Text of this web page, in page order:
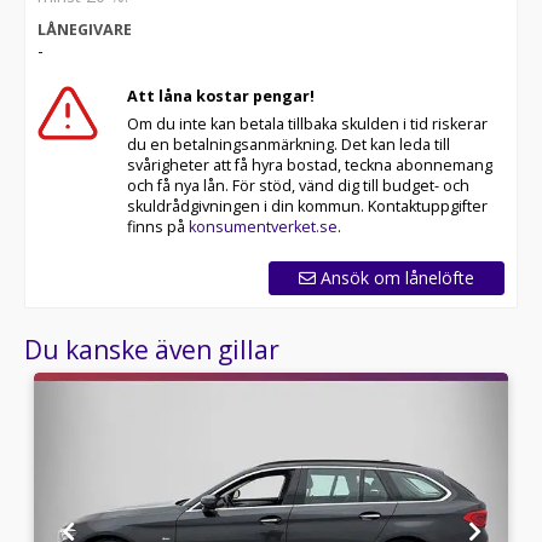
* Störst i Sverige på begagnade bilar
* Erbjuder hemleverans i hela Sverige
* 14 dagars helförsäkring via Folksam
* Över 10 tusen omdömen på Trustpilot
* Våra bilar är testade på över 100 punkter
* Kvalitetssäkrade bilar
Telefontider:
Besökstider i butik:
RIDDERMARK BIL TRYGGHETSPAKET:
Skydda din bil med vårt trygghetspaket. Välj mellan 12-
hjuluppsättningar till bra priser. Gör ditt bilköp tryggt
och enkelt hos oss.
erbjuder även skräddarsydd finansiering och 14 dagars
fri försäkring från Folksam.
LÅNEGIVARE
-
Att låna kostar pengar!
Om du inte kan betala tillbaka skulden i tid riskerar
du en betalningsanmärkning. Det kan leda till
svårigheter att få hyra bostad, teckna abonnemang
och få nya lån. För stöd, vänd dig till budget- och
skuldrådgivningen i din kommun. Kontaktuppgifter
finns på konsumentverket.se.
Ansök om lånelöfte
Du kanske även gillar